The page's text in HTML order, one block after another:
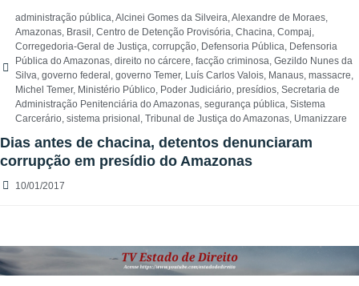
administração pública,Alcinei Gomes da Silveira,Alexandre de Moraes,
Amazonas, Brasil , Centro de Detenção Provisória, Chacina, Compaj,
Corregedoria-Geral de Justiça, corrupção, Defensoria Pública, Defensoria
Pública do Amazonas, direito no cárcere, facção criminosa, Gezildo Nunes da
Silva, governo federal , governo Temer, Luís Carlos Valois, Manaus, massacre,
Michel Temer, Ministério Público, Poder Judiciário, presídios, Secretaria de
Administração Penitenciária do Amazonas, segurança pública, Sistema
Carcerário, sistema prisional , Tribunal de Justiça do Amazonas, Umanizzare
Dias antes de chacina, detentos denunciaram
corrupção em presídio do Amazonas
10/01/2017